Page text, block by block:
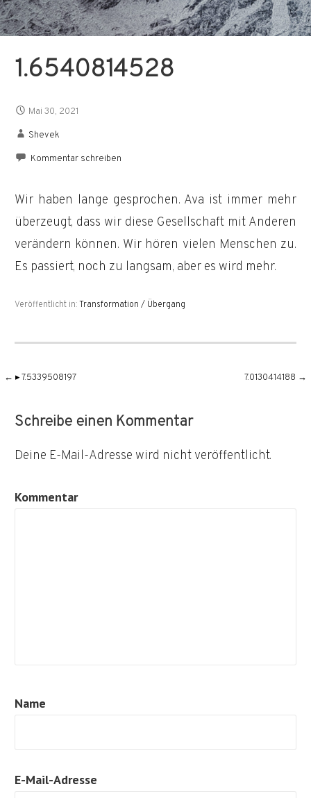
1.6540814528
Mai 30, 2021
Shevek
Kommentar schreiben
Wir haben lange gesprochen. Ava ist immer mehr
überzeugt, dass wir diese Gesellschaft mit Anderen
verändern können. Wir hören vielen Menschen zu.
Es passiert, noch zu langsam, aber es wird mehr.
Veröffentlicht in:Transformation / Übergang
Beitragsnavigation
← ▸ 7.5339508197 7.0130414188 →
Schreibe einen Kommentar
Deine E-Mail-Adresse wird nicht veröffentlicht.
Kommentar
Name
E-Mail-Adresse